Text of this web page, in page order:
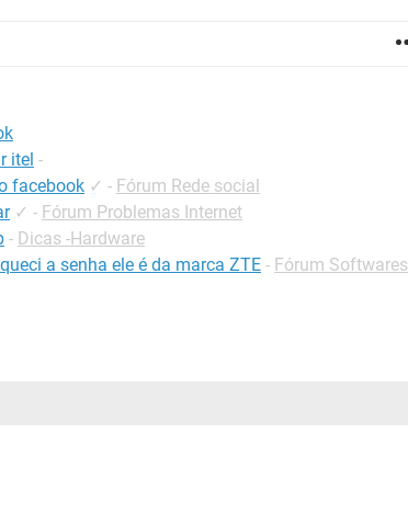
itel -
facebook ✓ - Fórum Rede social
✓ - Fórum Problemas Internet
- Dicas -Hardware
a senha ele é da marca ZTE - Fórum Softwares